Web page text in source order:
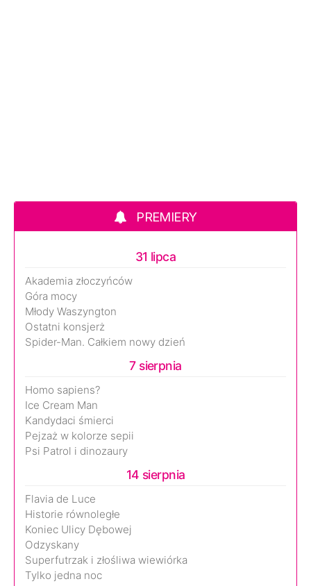
PREMIERY
31 lipca
Akademia złoczyńców
Góra mocy
Młody Waszyngton
Ostatni konsjerż
Spider-Man. Całkiem nowy dzień
7 sierpnia
Homo sapiens?
Ice Cream Man
Kandydaci śmierci
Pejzaż w kolorze sepii
Psi Patrol i dinozaury
14 sierpnia
Flavia de Luce
Historie równoległe
Koniec Ulicy Dębowej
Odzyskany
Superfutrzak i złośliwa wiewiórka
Tylko jedna noc